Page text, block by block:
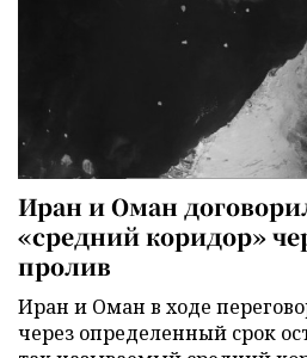
Иран и Оман
«средний коридор»
пролив
Иран и Оман в ходе
через определенный срок